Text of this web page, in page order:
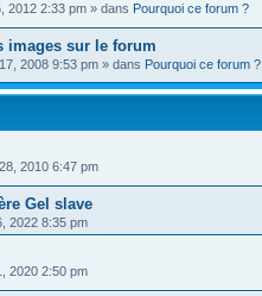
2012 2:33 pm » dans Pourquoi ce forum ?
images sur le forum
2008 9:53 pm » dans Pourquoi ce forum ?
2010 6:47 pm
Gel slave
2022 8:35 pm
2020 2:50 pm